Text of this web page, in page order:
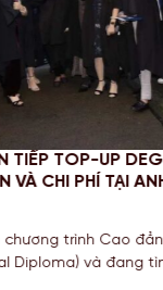
bằng
đường
CHINH
MỚI VÀ
Đối với
học,